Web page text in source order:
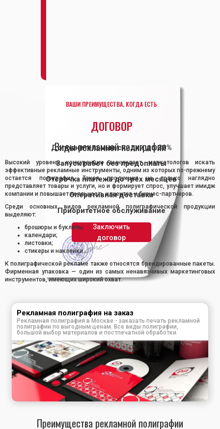
ВАШИ ПРЕИМУЩЕСТВА, КОГДА ЕСТЬ
ДОГОВОР
Дополнительные скидки до 30%
Запуск работ без предоплаты
Отсрочка платежа до трех месяцев
Оперативная доставка
Приоритетное обслуживание
Заключить
договор
Виды рекламной полиграфии
Высокий уровень конкуренции вынуждает маркетологов искать
эффективные рекламные инструменты, одним из которых по-прежнему
остается полиграфия. Такая продукция не только наглядно
представляет товары и услуги, но и формирует спрос, улучшает имидж
компании и повышает лояльность клиентов и бизнес-партнеров.
Среди основных видов рекламной полиграфической продукции
выделяют:
брошюры и буклеты;
календари;
листовки;
стикеры и наклейки.
К полиграфической рекламе также относятся брендированные пакеты.
Фирменная упаковка — один из самых ненавязчивых маркетинговых
инструментов, имеющих широкий охват.
Рекламная полиграфия на заказ
Рекламная полиграфия в Москве - заказать печать рекламной
полиграфии по выгодным ценам. Все виды полиграфии,
большой выбор материалов и постпечатной обработки.
Преимущества рекламной полиграфии